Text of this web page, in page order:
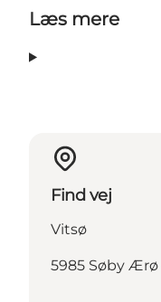
Læs mere
Find vej
Vitsø
5985 Søby Ærø